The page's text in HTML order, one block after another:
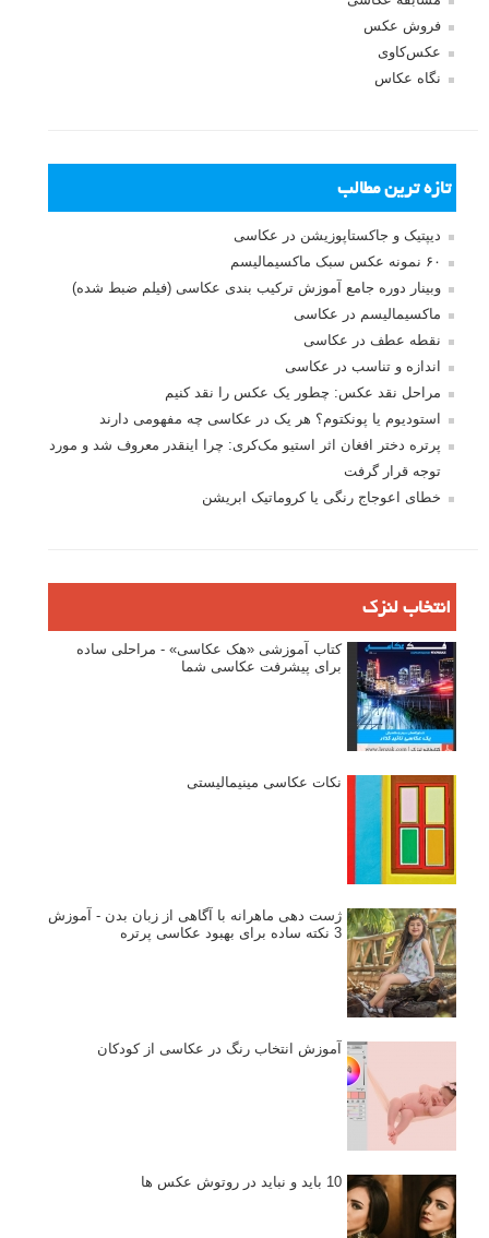
فروش عکس
عکس‌کاوی
نگاه عکاس
تازه ترین مطالب
دیپتیک و جاکستا‌پوزیشن در عکاسی
۶۰ نمونه عکس سبک ماکسیمالیسم
وبینار دوره جامع آموزش ترکیب بندی عکاسی (فیلم ضبط شده)
ماکسیمالیسم در عکاسی
نقطه عطف در عکاسی
اندازه و تناسب در عکاسی
مراحل نقد عکس: چطور یک عکس را نقد کنیم
استودیوم یا پونکتوم؟ هر یک در عکاسی چه مفهومی دارند
پرتره دختر افغان اثر استیو مک‌کری: چرا اینقدر معروف شد و مورد
توجه قرار گرفت
خطای اعوجاج رنگی یا کروماتیک ابریشن
انتخاب لنزک
کتاب آموزشی «هک عکاسی» - مراحلی ساده
برای پیشرفت عکاسی شما
نکات عکاسی مینیمالیستی
ژست دهی ماهرانه با آگاهی از زبان بدن - آموزش
3 نکته ساده برای بهبود عکاسی پرتره
آموزش انتخاب رنگ در عکاسی از کودکان
10 باید و نباید در روتوش عکس ها